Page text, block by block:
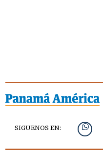
SIGUENOS EN: